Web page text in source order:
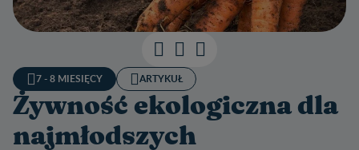
7 - 8 MIESIĘCY ARTYKUŁ
Żywność ekologiczna dla
najmłodszych